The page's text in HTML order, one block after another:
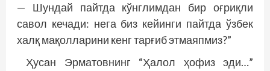
— Шундай пайтда кўнглимдан бир оғриқли
савол кечади: нега биз кейинги пайтда ўзбек
халқ мақолларини кенг тарғиб этмаяпмиз?”
Ҳусан Эрматовнинг “Ҳалол ҳофиз эди…”